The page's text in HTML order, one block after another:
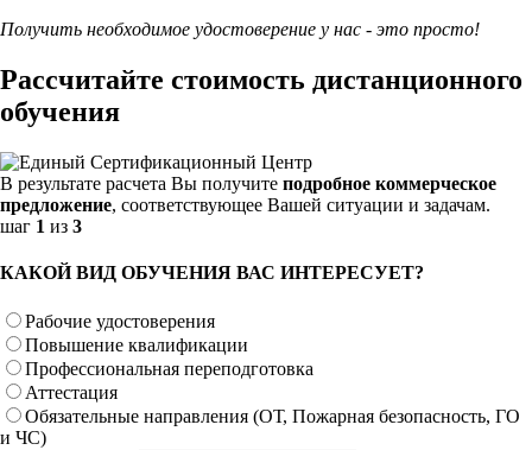
Получить необходимое удостоверение у нас - это просто!
Рассчитайте стоимость дистанционного
обучения
В результате расчета Вы получите подробное коммерческое
предложение, соответствующее Вашей ситуации и задачам.
шаг 1 из 3
КАКОЙ ВИД ОБУЧЕНИЯ ВАС ИНТЕРЕСУЕТ?
Рабочие удостоверения
Повышение квалификации
Профессиональная переподготовка
Аттестация
Обязательные направления (ОТ, Пожарная безопасность, ГО
и ЧС)